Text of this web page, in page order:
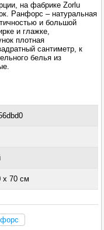
на фабрике Zorlu
Ранфорс – натуральная
и большой
и глажке,
плотная
сантиметр, к
белья из
х 70 см